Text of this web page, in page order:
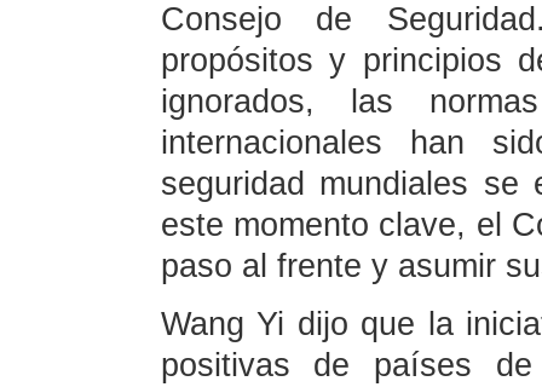
Consejo de
propósitos y principios
ignorados, las
internacionales han
seguridad mundiales se
este momento clave, el
paso al frente y asumir
Wang Yi dijo que la
positivas de países